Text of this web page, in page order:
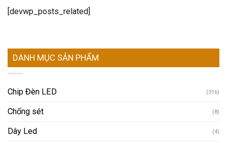
[devwp_posts_related]
DANH MỤC SẢN PHẨM
Chip Đèn LED (316)
Chống sét (8)
Dây Led (4)